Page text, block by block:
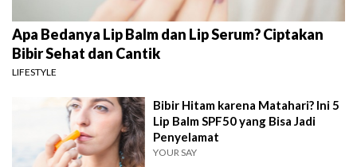
Apa Bedanya Lip Balm dan Lip Serum? Ciptakan
Bibir Sehat dan Cantik
LIFESTYLE
Bibir Hitam karena Matahari? Ini 5
Lip Balm SPF50 yang Bisa Jadi
Penyelamat
YOUR SAY